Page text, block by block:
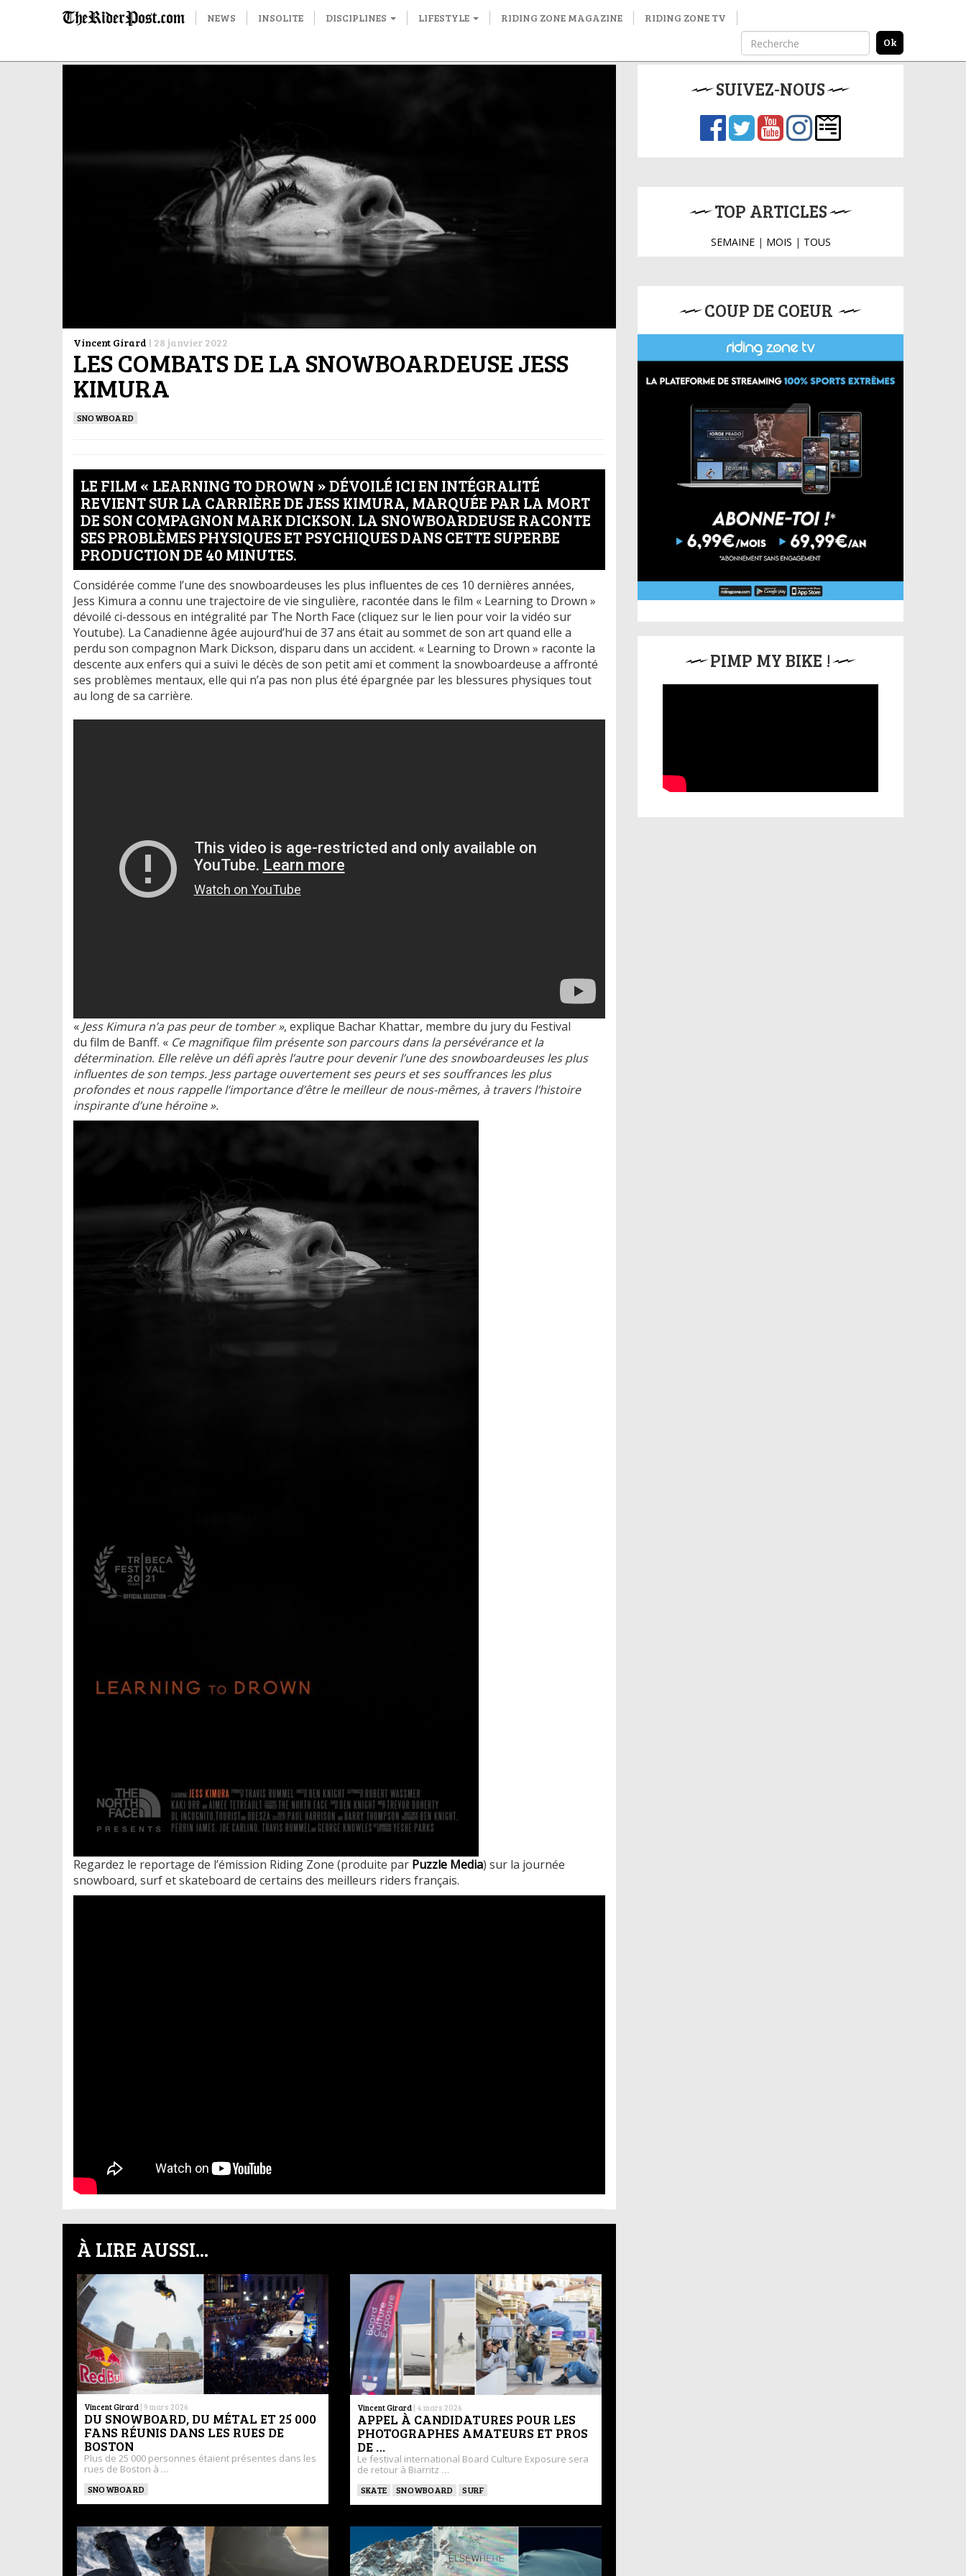
NEWS INSOLITE DISCIPLINES LIFESTYLE RIDING ZONE MAGAZINE RIDING ZONE TV
Vincent Girard | 28 janvier 2022
LES COMBATS DE LA SNOWBOARDEUSE JESS
KIMURA
SNOWBOARD
LE FILM « LEARNING TO DROWN » DÉVOILÉ ICI EN INTÉGRALITÉ
REVIENT SUR LA CARRIÈRE DE JESS KIMURA, MARQUÉE PAR LA MORT
DE SON COMPAGNON MARK DICKSON. LA SNOWBOARDEUSE RACONTE
SES PROBLÈMES PHYSIQUES ET PSYCHIQUES DANS CETTE SUPERBE
PRODUCTION DE 40 MINUTES.
Considérée comme l’une des snowboardeuses les plus influentes de ces 10 dernières années,
Jess Kimura a connu une trajectoire de vie singulière, racontée dans le film « Learning to Drown »
dévoilé ci-dessous en intégralité par The North Face (cliquez sur le lien pour voir la vidéo sur
Youtube). La Canadienne âgée aujourd’hui de 37 ans était au sommet de son art quand elle a
perdu son compagnon Mark Dickson, disparu dans un accident. « Learning to Drown » raconte la
descente aux enfers qui a suivi le décès de son petit ami et comment la snowboardeuse a affronté
ses problèmes mentaux, elle qui n’a pas non plus été épargnée par les blessures physiques tout
au long de sa carrière.
« Jess Kimura n’a pas peur de tomber », explique Bachar Khattar, membre du jury du Festival
du film de Banff. « Ce magnifique film présente son parcours dans la persévérance et la
détermination. Elle relève un défi après l’autre pour devenir l’une des snowboardeuses les plus
influentes de son temps. Jess partage ouvertement ses peurs et ses souffrances les plus
profondes et nous rappelle l’importance d’être le meilleur de nous-mêmes, à travers l’histoire
inspirante d’une héroïne ».
Regardez le reportage de l’émission Riding Zone (produite par Puzzle Media) sur la journée
snowboard, surf et skateboard de certains des meilleurs riders français.
À LIRE AUSSI...
Vincent Girard | 9 mars 2026
DU SNOWBOARD, DU MÉTAL ET 25 000
FANS RÉUNIS DANS LES RUES DE
BOSTON
Plus de 25 000 personnes étaient présentes dans les
rues de Boston à …
SNOWBOARD
Vincent Girard | 4 mars 2026
APPEL À CANDIDATURES POUR LES
PHOTOGRAPHES AMATEURS ET PROS
DE …
Le festival international Board Culture Exposure sera
de retour à Biarritz …
SKATE SNOWBOARD SURF
SUIVEZ-NOUS
TOP ARTICLES
SEMAINE| MOIS | TOUS
COUP DE COEUR
PIMP MY BIKE !